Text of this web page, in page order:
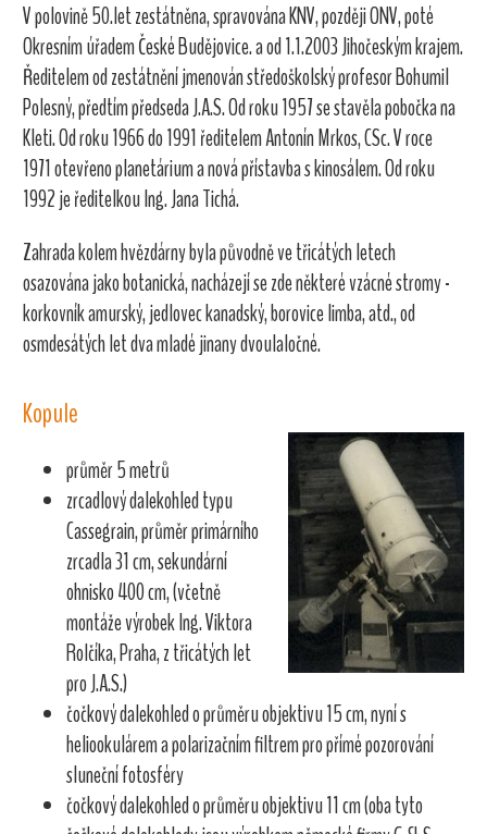
V polovině 50.let zestátněna, spravována KNV, později ONV, poté
Okresním úřadem České Budějovice. a od 1.1.2003 Jihočeským krajem.
Ředitelem od zestátnění jmenován středoškolský profesor Bohumil
Polesný, předtím předseda J.A.S. Od roku 1957 se stavěla pobočka na
Kleti. Od roku 1966 do 1991 ředitelem Antonín Mrkos, CSc. V roce
1971 otevřeno planetárium a nová přístavba s kinosálem. Od roku
1992 je ředitelkou Ing. Jana Tichá.
Zahrada kolem hvězdárny byla původně ve třicátých letech
osazována jako botanická, nacházejí se zde některé vzácné stromy -
korkovník amurský, jedlovec kanadský, borovice limba, atd., od
osmdesátých let dva mladé jinany dvoulaločné.
Kopule
průměr 5 metrů
zrcadlový dalekohled typu
Cassegrain, průměr primárního
zrcadla 31 cm, sekundární
ohnisko 400 cm, (včetně
montáže výrobek Ing. Viktora
Rolčíka, Praha, z třicátých let
pro J.A.S.)
čočkový dalekohled o průměru objektivu 15 cm, nyní s
heliookulárem a polarizačním filtrem pro přímé pozorování
sluneční fotosféry
čočkový dalekohled o průměru objektivu 11 cm (oba tyto